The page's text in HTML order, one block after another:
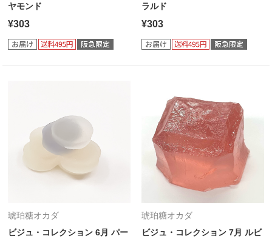
ヤモンド
¥303
ラルド
¥303
琥珀糖オカダ
ビジュ・コレクション 6月 パー
琥珀糖オカダ
ビジュ・コレクション 7月 ルビ